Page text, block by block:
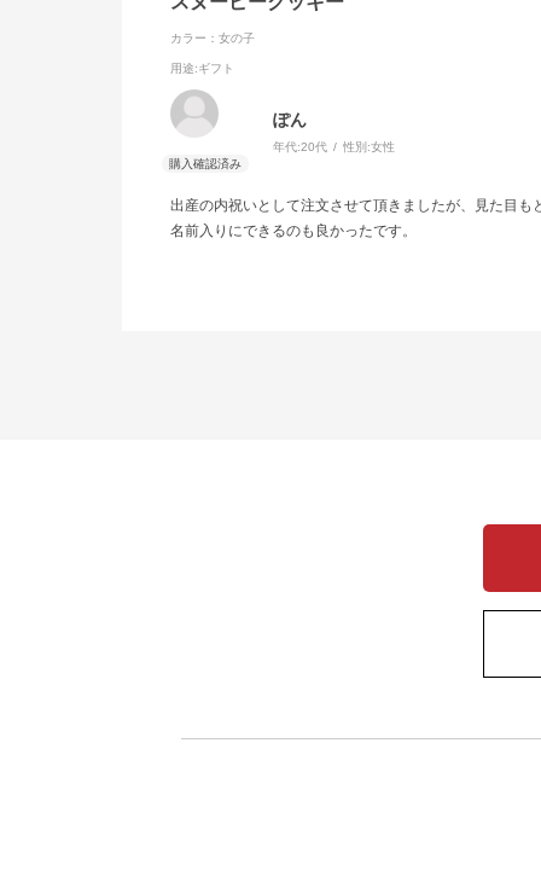
カラー：女の子
用途:ギフト
ぽん
年代:20代 性別:女性
出産の内祝いとして注文させて頂きましたが、見た目
名前入りにできるのも良かったです。